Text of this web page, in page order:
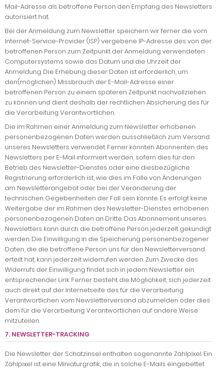
Mail-Adresse als betroffene Person den Empfang des Newsletters
autorisiert hat.
Bei der Anmeldung zum Newsletter speichern wir ferner die vom
Internet-Service-Provider (ISP) vergebene IP-Adresse des von der
betroffenen Person zum Zeitpunkt der Anmeldung verwendeten
Computersystems sowie das Datum und die Uhrzeit der
Anmeldung. Die Erhebung dieser Daten ist erforderlich, um
den(möglichen) Missbrauch der E-Mail-Adresse einer
betroffenen Person zu einem späteren Zeitpunkt nachvollziehen
zu können und dient deshalb der rechtlichen Absicherung des für
die Verarbeitung Verantwortlichen.
Die im Rahmen einer Anmeldung zum Newsletter erhobenen
personenbezogenen Daten werden ausschließlich zum Versand
unseres Newsletters verwendet. Ferner könnten Abonnenten des
Newsletters per E-Mail informiert werden, sofern dies für den
Betrieb des Newsletter-Dienstes oder eine diesbezügliche
Registrierung erforderlich ist, wie dies im Falle von Änderungen
am Newsletterangebot oder bei der Veränderung der
technischen Gegebenheiten der Fall sein könnte. Es erfolgt keine
Weitergabe der im Rahmen des Newsletter-Dienstes erhobenen
personenbezogenen Daten an Dritte. Das Abonnement unseres
Newsletters kann durch die betroffene Person jederzeit gekündigt
werden. Die Einwilligung in die Speicherung personenbezogener
Daten, die die betroffene Person uns für den Newsletterversand
erteilt hat, kann jederzeit widerrufen werden. Zum Zwecke des
Widerrufs der Einwilligung findet sich in jedem Newsletter ein
entsprechender Link. Ferner besteht die Möglichkeit, sich jederzeit
auch direkt auf der Internetseite des für die Verarbeitung
Verantwortlichen vom Newsletterversand abzumelden oder dies
dem für die Verarbeitung Verantwortlichen auf andere Weise
mitzuteilen.
7. NEWSLETTER-TRACKING
Die Newsletter der Schatzinsel enthalten sogenannte Zählpixel. Ein
Zählpixel ist eine Miniaturgrafik, die in solche E-Mails eingebettet